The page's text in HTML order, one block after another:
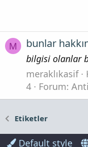
M bunlar
bilgisi olanlar
meraklıkasif
4
Forum:
Etiketler
Default style